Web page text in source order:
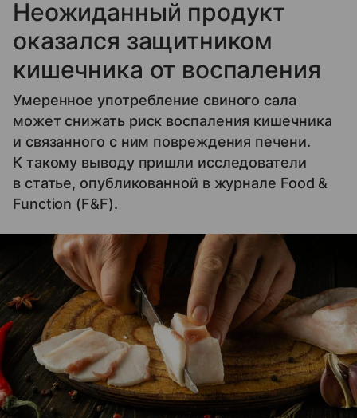
Неожиданный продукт
оказался защитником
кишечника от воспаления
Умеренное употребление свиного сала
может снижать риск воспаления кишечника
и связанного с ним повреждения печени.
К такому выводу пришли исследователи
в статье, опубликованной в журнале Food &
Function (F&F).